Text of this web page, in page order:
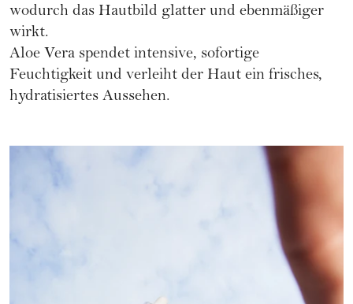
wodurch das Hautbild glatter und ebenmäßiger
wirkt.
Aloe Vera spendet intensive, sofortige
Feuchtigkeit und verleiht der Haut ein frisches,
hydratisiertes Aussehen.